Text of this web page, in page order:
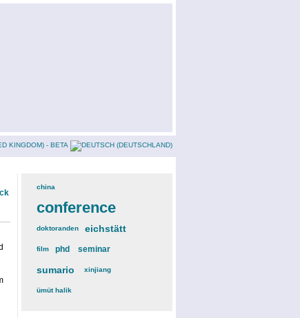
china(3)
conference(12)
doktoranden(3)eichstätt
film(2)phd (4)seminar
sumario (6)xinjiang(2)
ümüt halik(2)